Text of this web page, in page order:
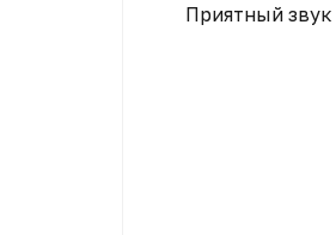
Приятный звук